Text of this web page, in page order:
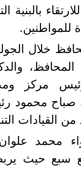
بالبنية
للمواطنين.
خلال
المحافظ،
مركز
صباح محمود
القيادات
محمد
سبع حيث